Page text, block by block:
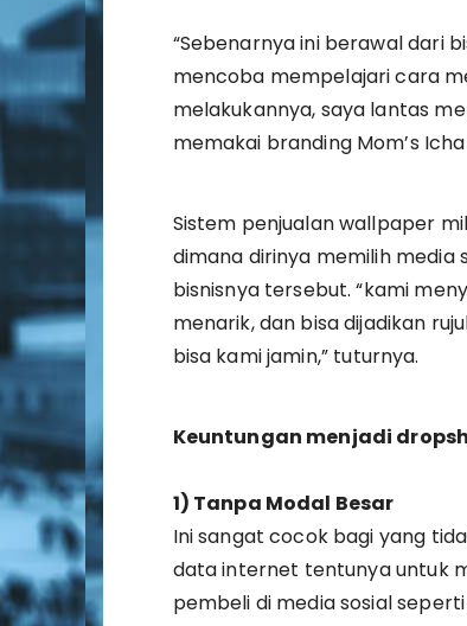
“Sebenarnya ini berawal dari
mencoba mempelajari cara
melakukannya, saya lantas
memakai branding Mom’s
Sistem penjualan wallpaper
dimana dirinya memilih media
bisnisnya tersebut. “kami
menarik, dan bisa dijadikan
bisa kami jamin,” tuturnya.
Keuntungan menjadi
1) Tanpa Modal Besar
Ini sangat cocok bagi yang
data internet tentunya untuk
pembeli di media sosial